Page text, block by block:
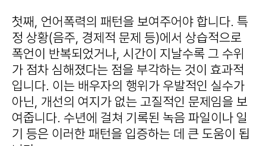
첫째, 언어폭력의 패턴을 보여주어야 합니다. 특
정 상황(음주, 경제적 문제 등)에서 상습적으로
폭언이 반복되었거나, 시간이 지날수록 그 수위
가 점차 심해졌다는 점을 부각하는 것이 효과적
입니다. 이는 배우자의 행위가 우발적인 실수가
아닌, 개선의 여지가 없는 고질적인 문제임을 보
여줍니다. 수년에 걸쳐 기록된 녹음 파일이나 일
기 등은 이러한 패턴을 입증하는 데 큰 도움이 됩